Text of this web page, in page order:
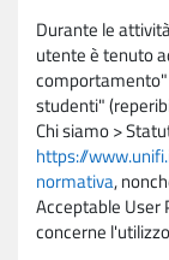
Durante le
utente è tenuto
comportamento"
studenti"
Chi siamo >
https://
normativa,
Acceptable User
concerne